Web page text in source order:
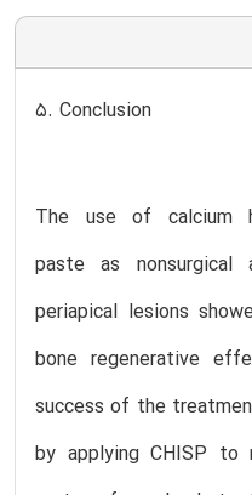
5. Conclusion
The use of calcium
paste as
periapical lesions
bone regenerative
success of the
by applying CHISP to